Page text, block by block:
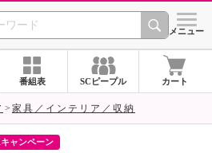
CHANNEL シメニュー
番組表 SCピープル カート
家具／インテリア／収納
ャンペーン